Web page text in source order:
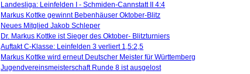
Landesliga: Leinfelden I - Schmiden-Cannstatt II 4:4
Markus Kottke gewinnt Bebenhäuser Oktober-Blitz
Neues Mitglied Jakob Schleper
Dr. Markus Kottke ist Sieger des Oktober- Blitzturniers
Auftakt C-Klasse: Leinfelden 3 verliert 1,5:2,5
Markus Kottke wird erneut Deutscher Meister für Württemberg
Jugendvereinsmeisterschaft Runde 8 ist ausgelost